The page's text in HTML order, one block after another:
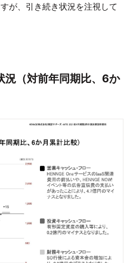
が、引き続き状況を注視して
況（対前年同期比、6か